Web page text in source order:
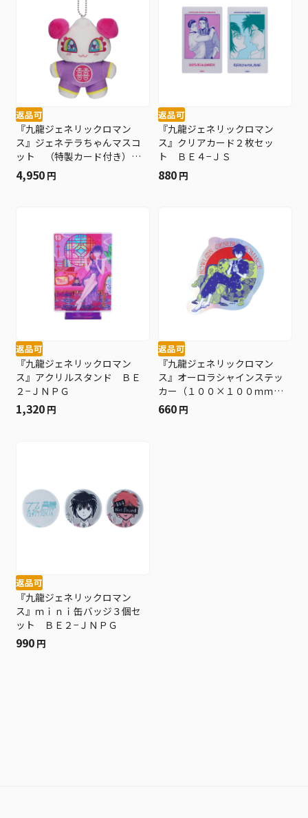
返品可
『九龍ジェネリックロマン
ス』ジェネテラちゃんマスコ
ット （特製カード付き）
ＢＦ３
4,950 円
返品可
『九龍ジェネリックロマン
ス』クリアカード２枚セッ
ト ＢＥ４−ＪＳ
880 円
返品可
『九龍ジェネリックロマン
ス』アクリルスタンド ＢＥ
２−ＪＮＰＧ
1,320 円
返品可
『九龍ジェネリックロマン
ス』オーロラシャインステッ
カー（１００×１００ｍｍ以
内変形サイズ） ＢＥ２−ＪＮ
ＰＧ
660 円
返品可
『九龍ジェネリックロマン
ス』ｍｉｎｉ缶バッジ３個セ
ット ＢＥ２−ＪＮＰＧ
990 円